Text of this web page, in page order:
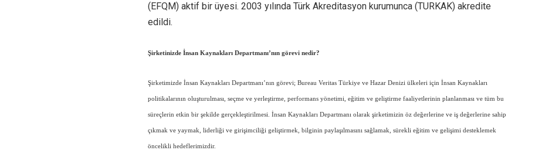
(EFQM) aktif bir üyesi. 2003 yılında Türk Akreditasyon kurumunca (TURKAK) akredite
edildi.
Şirketinizde İnsan Kaynakları Departmanı’nın görevi nedir?
Şirketimizde İnsan Kaynakları Departmanı’nın görevi; Bureau Veritas Türkiye ve Hazar Denizi ülkeleri için İnsan Kaynakları
politikalarının oluşturulması, seçme ve yerleştirme, performans yönetimi, eğitim ve geliştirme faaliyetlerinin planlanması ve tüm bu
süreçlerin etkin bir şekilde gerçekleştirilmesi. İnsan Kaynakları Departmanı olarak şirketimizin öz değerlerine ve iş değerlerine sahip
çıkmak ve yaymak, liderliği ve girişimciliği geliştirmek, bilginin paylaşılmasını sağlamak, sürekli eğitim ve gelişimi desteklemek
öncelikli hedeflerimizdir.